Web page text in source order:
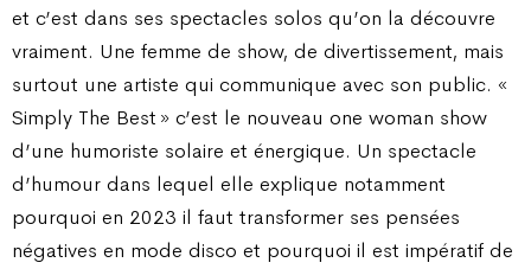
et c’est dans ses spectacles solos qu’on la découvre
vraiment. Une femme de show, de divertissement, mais
surtout une artiste qui communique avec son public. «
Simply The Best » c’est le nouveau one woman show
d’une humoriste solaire et énergique. Un spectacle
d’humour dans lequel elle explique notamment
pourquoi en 2023 il faut transformer ses pensées
négatives en mode disco et pourquoi il est impératif de